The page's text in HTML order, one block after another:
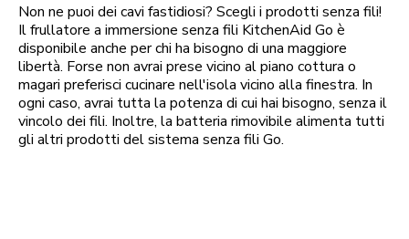
Non ne puoi dei cavi fastidiosi? Scegli i prodotti senza fili!
Il frullatore a immersione senza fili KitchenAid Go è
disponibile anche per chi ha bisogno di una maggiore
libertà. Forse non avrai prese vicino al piano cottura o
magari preferisci cucinare nell'isola vicino alla finestra. In
ogni caso, avrai tutta la potenza di cui hai bisogno, senza il
vincolo dei fili. Inoltre, la batteria rimovibile alimenta tutti
gli altri prodotti del sistema senza fili Go.